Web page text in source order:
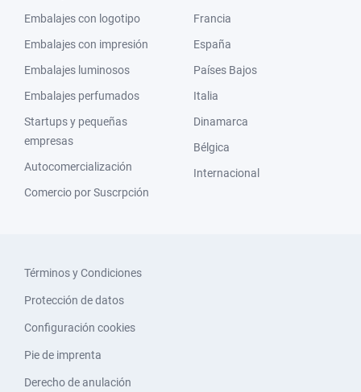
Embalajes con logotipo
Embalajes con impresión
Embalajes luminosos
Embalajes perfumados
Startups y pequeñas
empresas
Autocomercialización
Comercio por Suscrpción
Francia
España
Países Bajos
Italia
Dinamarca
Bélgica
Internacional
Términos y Condiciones
Protección de datos
Configuración cookies
Pie de imprenta
Derecho de anulación